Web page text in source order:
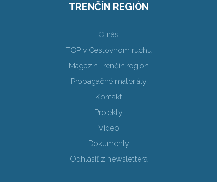
TRENČÍN REGIÓN
O nás
TOP v Cestovnom ruchu
Magazín Trenčín región
Propagačné materiály
Kontakt
Projekty
Video
Dokumenty
Odhlásiť z newslettera